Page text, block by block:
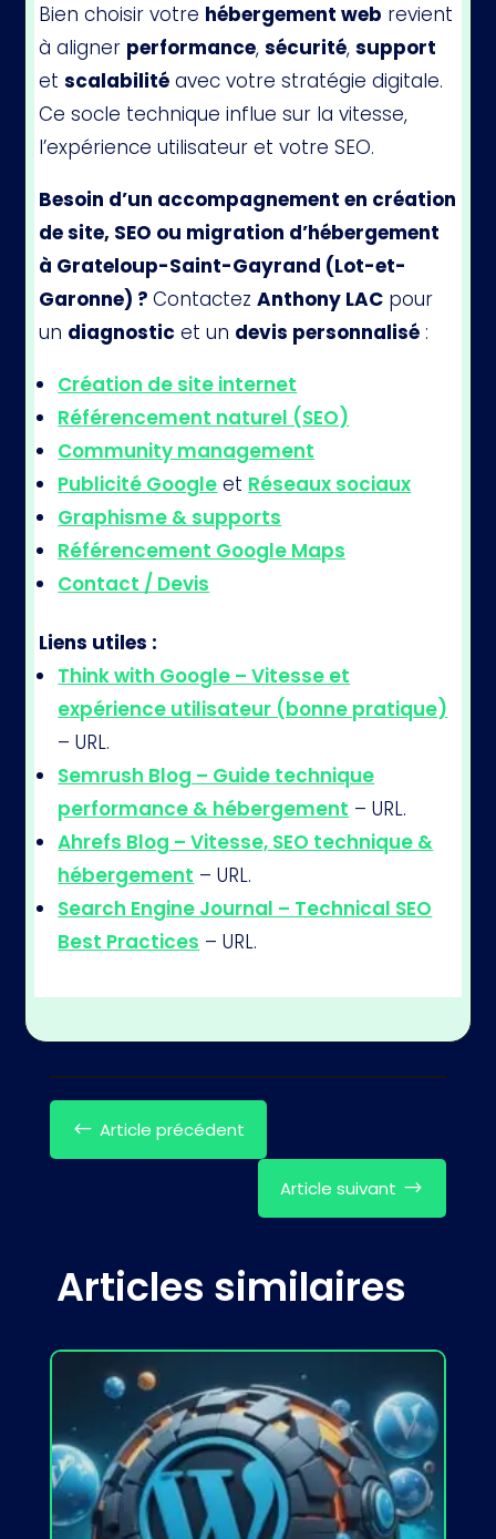
Bien choisir votre hébergement web revient
à aligner performance,sécurité,support
etscalabilité avec votre stratégie digitale.
Ce socle technique influe sur la vitesse,
l’expérience utilisateur et votre SEO.
Besoin d’un accompagnement en création
de site, SEO ou migration d’hébergement
à Grateloup-Saint-Gayrand (Lot-et-
Garonne) ?ContactezAnthony LAC pour
un diagnostic et un devis personnalisé :
Création de site internet
Référencement naturel (SEO)
Community management
Publicité Google et Réseaux sociaux
Graphisme & supports
Référencement Google Maps
Contact / Devis
Liens utiles :
Think with Google – Vitesse et
expérience utilisateur (bonne pratique)
– URL.
Semrush Blog – Guide technique
performance & hébergement – URL.
Ahrefs Blog – Vitesse, SEO technique &
hébergement – URL.
Search Engine Journal – Technical SEO
Best Practices – URL.
# Article précédent
Article suivant $
Articles similaires